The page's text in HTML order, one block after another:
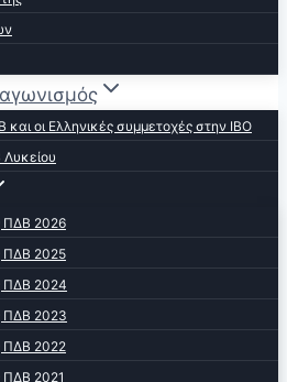
και οι Ελληνικές συμμετοχές στην ΙΒΟ
ΠΔΒ 2026
ΠΔΒ 2025
ΠΔΒ 2024
ΠΔΒ 2023
ΠΔΒ 2022
ΠΔΒ 2021